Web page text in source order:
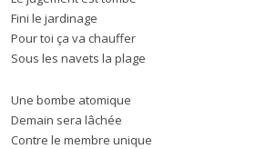
Fini le jardinage
Pour toi ça va chauffer
Sous les navets la plage
Une bombe atomique
Demain sera lâchée
Contre le membre unique